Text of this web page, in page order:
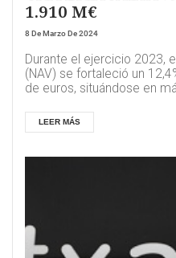
1.910 M€
8 De Marzo De 2024
Durante el ejercicio 2023,
(NAV) se fortaleció un
de euros, situándose en
LEER MÁS